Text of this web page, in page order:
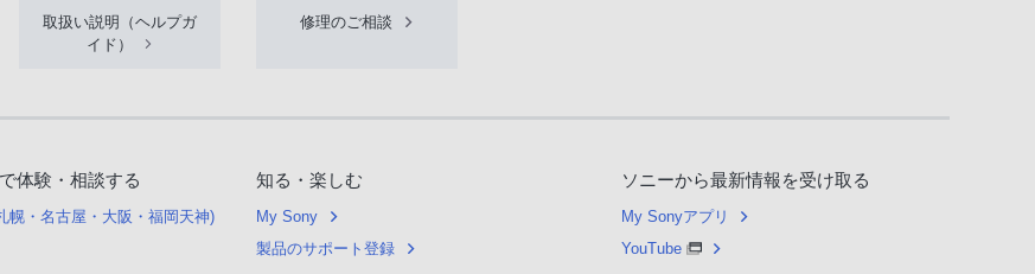
取扱い説明（ヘルプガ
イド）
修理のご相談
体験・相談する
幌・名古屋・大阪・福岡天神)
知る・楽しむ
My Sony
製品のサポート登録
ソニーから最新情報を受け取る
My Sonyアプリ
YouTube